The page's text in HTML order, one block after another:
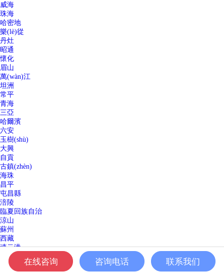
威海
珠海
哈密地
樂(lè)從
丹灶
昭通
懷化
眉山
萬(wàn)江
坦洲
常平
青海
三亞
哈爾濱
六安
玉樹(shù)
大興
自貢
古鎮(zhèn)
海珠
昌平
屯昌縣
涪陵
臨夏回族自治
涼山
蘇州
西藏
連云港
海淀
里水
在线咨询 咨询电话 联系我们